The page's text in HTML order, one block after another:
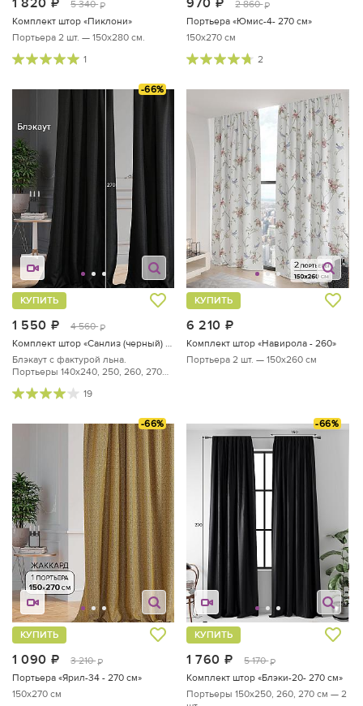
5 340 руб.
Комплект штор «Пиклони»
Портьера 2 шт. — 150х280 см.
1
2 860 руб.
Портьера «Юмис-4- 270 см»
150x270 см
2
-66%
1 550 руб.
4 560 руб.
КУПИТЬ
Комплект штор «Санлиз (черный) - 270 см»
Блэкаут с фактурой льна.
Портьеры 140х240, 250, 260, 270
19
6 210
КУПИТЬ
Комплект штор «Навирола - 260»
Портьера 2 шт. — 150х260 см
-66%
1 090 руб.
3 210 руб.
КУПИТЬ
Портьера «Ярил-34 - 270 см»
150x270 см
-66%
1 760 руб.
5 170 руб.
КУПИТЬ
Комплект штор «Блэки-20- 270 см»
Портьеры 150х250, 260, 270 см — 2